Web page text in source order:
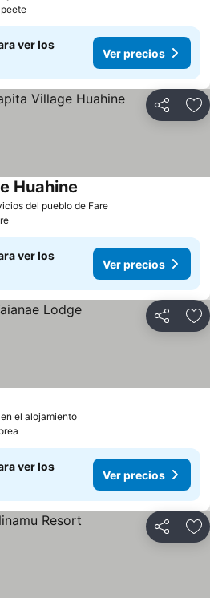
ver los
Ver precios
Compartir
del pueblo de Fare
Huahine
ver los
Ver precios
Compartir
el alojamiento
ver los
Ver precios
Compartir